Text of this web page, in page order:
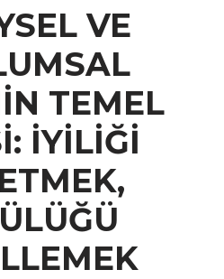
VE
TEMEL
İYİLİĞİ